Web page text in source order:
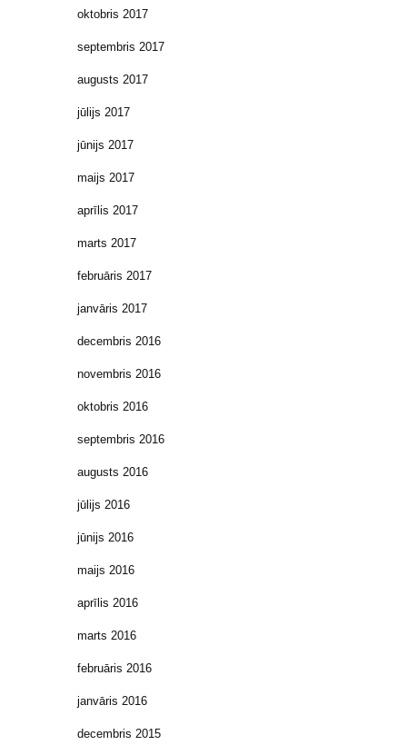
oktobris 2017
septembris 2017
augusts 2017
jūlijs 2017
jūnijs 2017
maijs 2017
aprīlis 2017
marts 2017
februāris 2017
janvāris 2017
decembris 2016
novembris 2016
oktobris 2016
septembris 2016
augusts 2016
jūlijs 2016
jūnijs 2016
maijs 2016
aprīlis 2016
marts 2016
februāris 2016
janvāris 2016
decembris 2015